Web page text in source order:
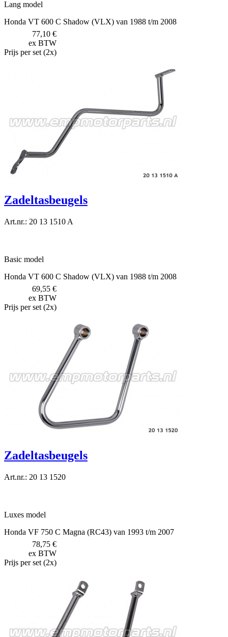
Lang model
Honda VT 600 C Shadow (VLX) van 1988 t/m 2008
77,10 €
ex BTW
Prijs per set (2x)
Zadeltasbeugels
Art.nr.: 20 13 1510 A
Basic model
Honda VT 600 C Shadow (VLX) van 1988 t/m 2008
69,55 €
ex BTW
Prijs per set (2x)
Zadeltasbeugels
Art.nr.: 20 13 1520
Luxes model
Honda VF 750 C Magna (RC43) van 1993 t/m 2007
78,75 €
ex BTW
Prijs per set (2x)